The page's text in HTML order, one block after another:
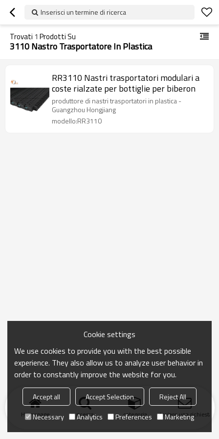
Inserisci un termine di ricerca
Trovati 1 Prodotti Su
3110 Nastro Trasportatore In Plastica
RR3110 Nastri trasportatori modulari a
coste rialzate per bottiglie per biberon
produttore di nastri trasportatori in plastica -
Guangzhou Hongjiang
modello:RR3110
Homepage ricerca categoria Inviare una richiesta
Cookie settings
We use cookies to provide you with the best possible
experience. They also allow us to analyze user behavior in
order to constantly improve the website for you.
Accept all Accept Selection
Reject All
Necessary
Analytics Preferences Marketing